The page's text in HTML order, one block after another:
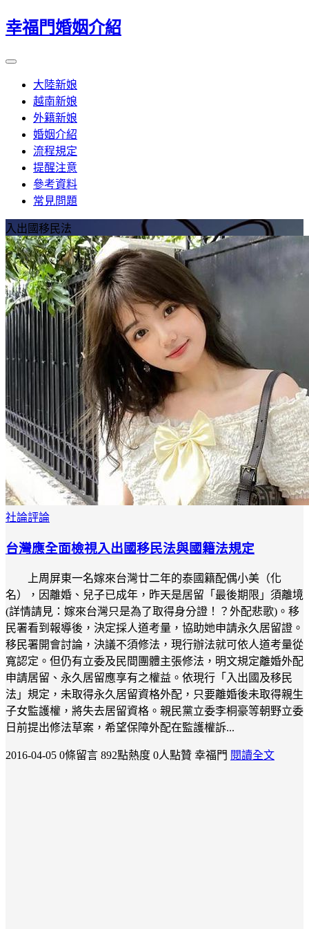
幸福門婚姻介紹
大陸新娘
越南新娘
外籍新娘
婚姻介紹
流程規定
提醒注意
參考資料
常見問題
入出國移民法
社論評論
台灣應全面檢視入出國移民法與國籍法規定
上周屏東一名嫁來台灣廿二年的泰國籍配偶小美（化
名），因離婚、兒子已成年，昨天是居留「最後期限」須離境
(詳情請見：嫁來台灣只是為了取得身分證！？外配悲歌)。移
民署看到報導後，決定採人道考量，協助她申請永久居留證。
移民署開會討論，決議不須修法，現行辦法就可依人道考量從
寬認定。但仍有立委及民間團體主張修法，明文規定離婚外配
申請居留、永久居留應享有之權益。依現行「入出國及移民
法」規定，未取得永久居留資格外配，只要離婚後未取得親生
子女監護權，將失去居留資格。親民黨立委李桐豪等朝野立委
日前提出修法草案，希望保障外配在監護權訴...
2016-04-05 0條留言 892點熱度 0人點贊 幸福門 閱讀全文